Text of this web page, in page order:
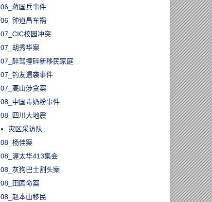
06_蒋国兵事件
06_钟道昌车祸
07_CIC校园冲突
07_胡秀华案
07_醉驾撞碎新移民家庭
07_钓友遇袭事件
07_高山涉贪案
08_中国毒奶粉事件
08_四川大地震
灾区采访队
08_杨佳案
08_渥太华413集会
08_灰狗巴士割头案
08_田园命案
08_赵本山移民